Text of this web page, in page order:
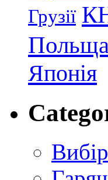
Грузії
Польща
Японія